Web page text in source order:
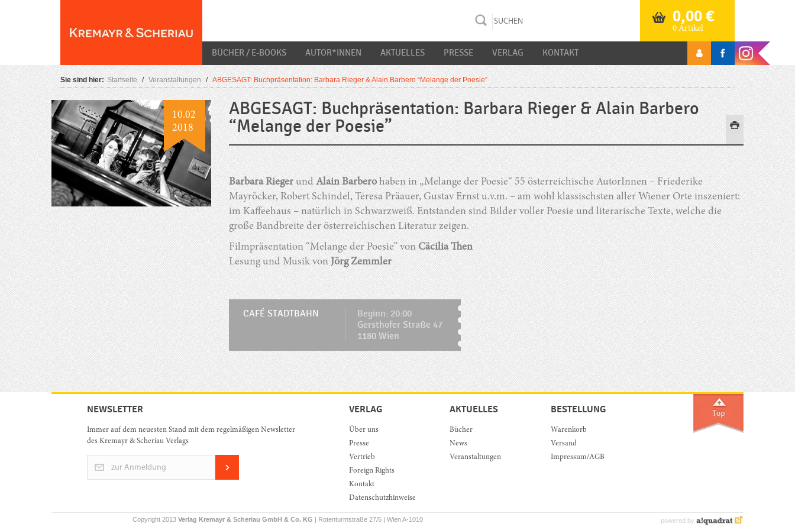
0,00€
0 Artikel
BÜCHER / E-BOOKS AUTOR*INNEN AKTUELLES PRESSE VERLAG KONTAKT
Sie sind hier: Startseite / Veranstaltungen / ABGESAGT: Buchpräsentation: Barbara Rieger & Alain Barbero “Melange der Poesie”
10.02
2018
ABGESAGT: Buchpräsentation: Barbara Rieger & Alain Barbero
“Melange der Poesie”
Barbara RiegerundAlain Barberohaben in „Melange der Poesie“ 55 österreichische AutorInnen – Friederike
Mayröcker, Robert Schindel, Teresa Präauer, Gustav Ernst u.v.m. – am wohl klassischsten aller Wiener Orte inszeniert:
im Kaffeehaus – natürlich in Schwarzweiß. Entstanden sind Bilder voller Poesie und literarische Texte, welche die
große Bandbreite der österreichischen Literatur zeigen.
Filmpräsentation “Melange der Poesie” vonCäcilia Then
Lesung und Musik vonJörg Zemmler
CAFÉ STADTBAHN
Beginn: 20:00
Gersthofer Straße 47
1180 Wien
VERLAG
Über uns
Presse
Vertrieb
Foreign Rights
Kontakt
Datenschutzhinweise
AKTUELLES
Bücher
News
Veranstaltungen
BESTELLUNG
Warenkorb
Versand
Impressum/AGB
NEWSLETTER
Immer auf dem neuesten Stand mit dem regelmäßigen Newsletter
des Kremayr & Scheriau Verlags
zur Anmeldung
Copyright 2013 Verlag Kremayr & Scheriau GmbH & Co. KG | Rotenturmstraße 27/5 | Wien A-1010 powered by